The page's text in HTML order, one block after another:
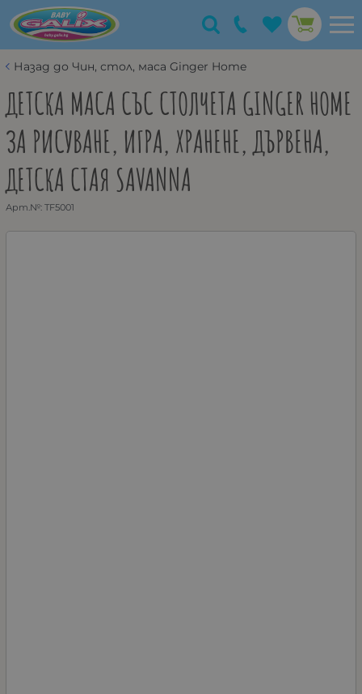
Назад до Чин, стол, маса Ginger Home
ДЕТСКА МАСА СЪС СТОЛЧЕТА GINGER HOME
ЗА РИСУВАНЕ, ИГРА, ХРАНЕНЕ, ДЪРВЕНА,
ДЕТСКА СТАЯ SAVANNA
Арт.№: TF5001